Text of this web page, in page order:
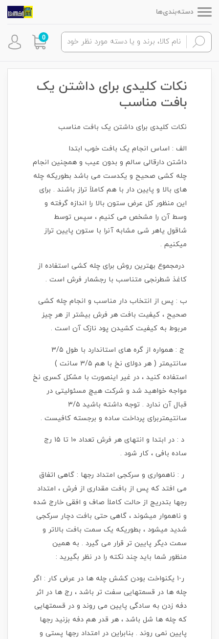
دسته‌بندی‌ها
0
نکات کلیدی برای داشتن یک
بافت مناسب
نکات کلیدی برای داشتن یک بافت مناسب
الف : اساس انجام یک بافت خوب ابتدا
داشتن دارقالی سالم و بدون عیب و همچنین انجام
چله کشی صحیح و یکدست می باشد بطوریکه چله
های بالا و پایین دار با هم کاملاَ تراز باشند . برای
این منظور کل عرض ستون بالا را اندازه گرفته و
وسط آن را مشخص می کنیم ، سپس توسط
شاقول یاهر شی مشابه آنرا با ستون پایین تراز
میکنیم .
درمجموع بهترین روش برای چله کشی استفاده از
کاغذ شطرنجی متناسب با رجشمار فرش است .
ب : پس از انتخاب دار مناسب و انجام چله کشی
صحیح ، کیفیت بافت هر فرش بیشتر از هر چیز
مربوط به کیفیت کشیدن پود نازک آن است .
ج : همواره از گره های استاندارد با طول ۳/۵
سانتیمتر ( هر دولای نخ با هم ۳/۵ سانت )
استفاده کنید ، در غیر اینصورت با مشکل کسری نخ
مواجه خواهید شد و شرکت هیچ مسئولیتی در
قبال آن ندارد . توجه داشته باشید ۳/۵
سانتیمتربرای پرداخت ساده و برجسته کافیست .
د : در ابتدا و انتهای هر فرش تعداد ۱۰ تا ۱۵ رج
ساده بافی ، کار شود .
ر : ناهمواری و سرکجی امتداد رجها : گاهی اتفاق
می افتد که پس از بافت مقداری از فرش ، امتداد
رجها بتدریج از حالت کاملاَ صاف و افقی خارج شده
و ناهموار میشوند ، گاهی حتی بافت دچار سرکجی
شدید میشود ، بطوریکه یک سمت بافت بالاتر و
سمت دیگر پایین تر قرار می گیرد . به همین
منظور شما باید چند نکته را در نظر بگیرید :
ر-۱ یکنواخت بودن کشش چله ها در عرض کار : اگر
چله ها در قسمتهایی سفت تر باشد ، رج ها در اثر
دفه زدن به سادگی پایین می روند و در قسمتهایی
که چله ها شل باشد ، هر قدر هم دفه بزنید رجها
پایین نمی روند . بنابراین در امتداد رجها پستی و